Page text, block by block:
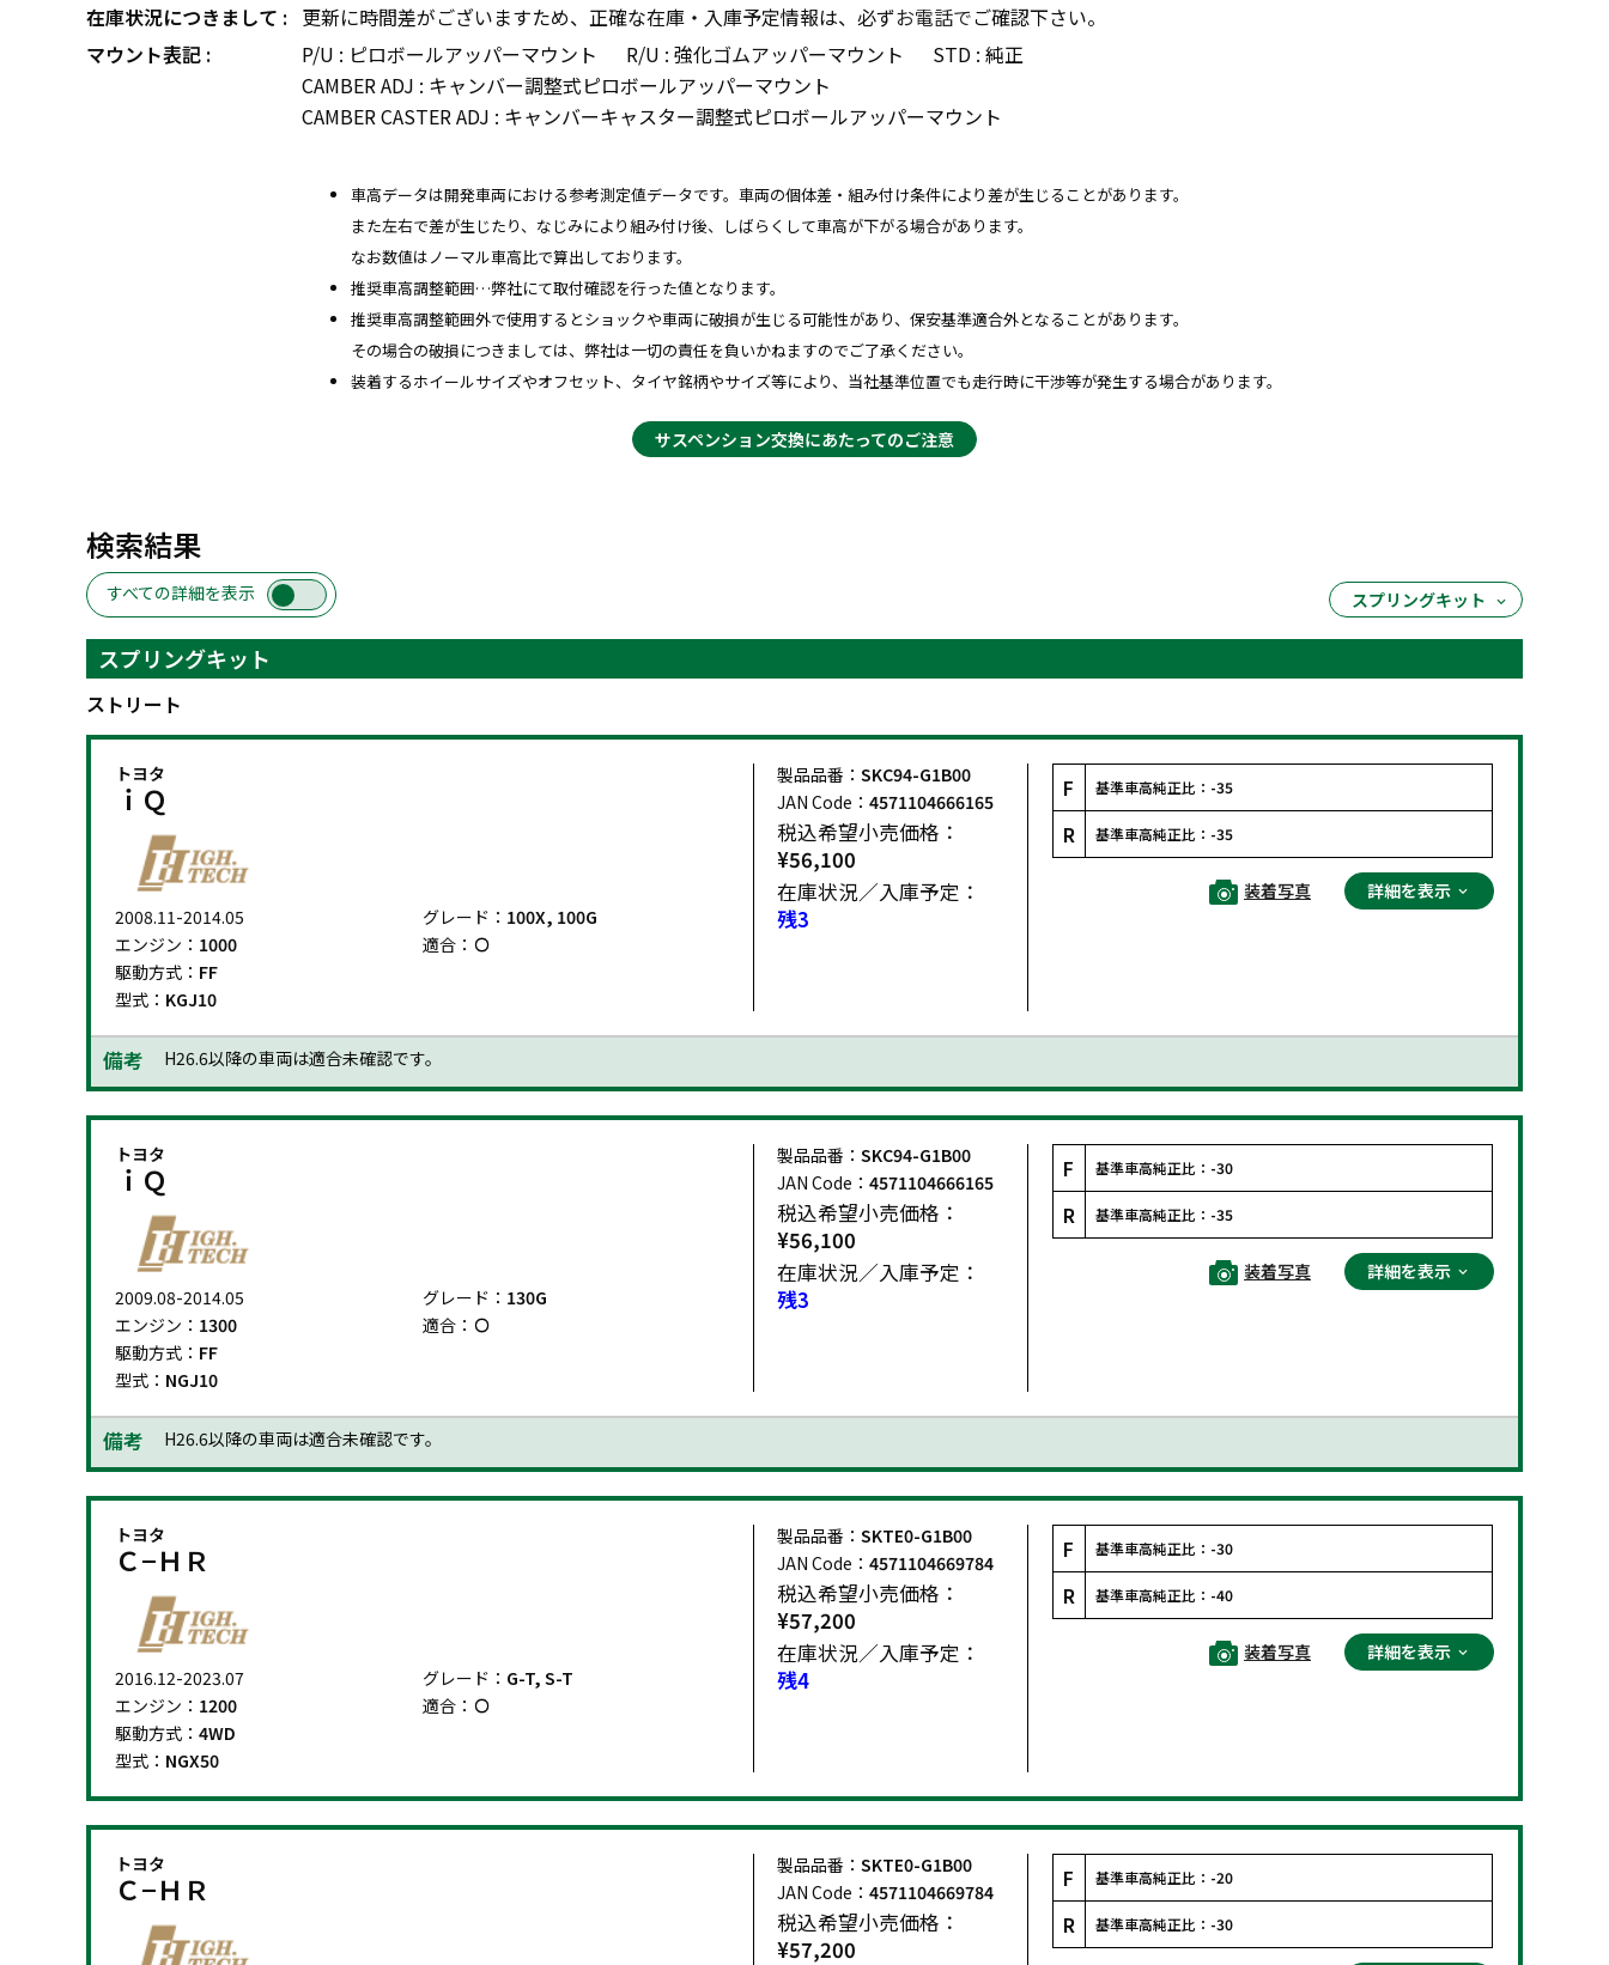
在庫状況につきまして : 更新に時間差がございますため、正確な在庫・入庫予定情報は、必ずお電話でご確認下さい。
マウント表記 :
P/U : ピロボールアッパーマウント R/U : 強化ゴムアッパーマウント
STD : 純正
CAMBER ADJ : キャンバー調整式ピロボールアッパーマウント
CAMBER CASTER ADJ : キャンバーキャスター調整式ピロボールアッパーマウント
車高データは開発車両における参考測定値データです。車両の個体差・組み付け条件により差が生じることがあります。
また左右で差が生じたり、なじみにより組み付け後、しばらくして車高が下がる場合があります。
なお数値はノーマル車高比で算出しております。
推奨車高調整範囲…弊社にて取付確認を行った値となります。
推奨車高調整範囲外で使用するとショックや車両に破損が生じる可能性があり、保安基準適合外となることがあります。
その場合の破損につきましては、弊社は一切の責任を負いかねますのでご了承ください。
装着するホイールサイズやオフセット、タイヤ銘柄やサイズ等により、当社基準位置でも走行時に干渉等が発生する場合があります。
サスペンション交換にあたってのご注意
検索結果
すべての詳細を表示 スプリングキット
スプリングキット
ストリート
トヨタ
ｉＱ
2008.11-2014.05
エンジン： 1000
駆動方式： FF
型式： KGJ10
グレード： 100X, 100G
適合：
製品品番： SKC94-G1B00
JAN Code： 4571104666165
税込希望小売価格：
¥56,100
在庫状況／入庫予定：
残3
F 基準車高純正比： -35
R 基準車高純正比： -35
装着写真 詳細を表示
備考 H26.6以降の車両は適合未確認です。
トヨタ
ｉＱ
2009.08-2014.05
エンジン： 1300
駆動方式： FF
型式： NGJ10
グレード： 130G
適合：
製品品番： SKC94-G1B00
JAN Code： 4571104666165
税込希望小売価格：
¥56,100
在庫状況／入庫予定：
残3
F 基準車高純正比： -30
R 基準車高純正比： -35
装着写真 詳細を表示
備考 H26.6以降の車両は適合未確認です。
トヨタ
Ｃ−ＨＲ
2016.12-2023.07
エンジン： 1200
駆動方式： 4WD
型式： NGX50
グレード： G-T, S-T
適合：
製品品番： SKTE0-G1B00
JAN Code： 4571104669784
税込希望小売価格：
¥57,200
在庫状況／入庫予定：
残4
F 基準車高純正比： -30
R 基準車高純正比： -40
装着写真 詳細を表示
トヨタ
Ｃ−ＨＲ
製品品番： SKTE0-G1B00
JAN Code： 4571104669784
税込希望小売価格：
¥57,200
F 基準車高純正比： -20
R 基準車高純正比： -30